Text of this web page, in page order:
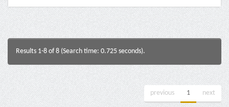
Results 1-8 of 8 (Search time: 0.725 seconds).
previous 1 next